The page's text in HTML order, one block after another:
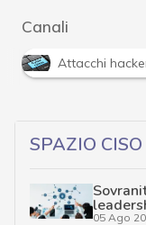
Canali
Attacchi
SPAZIO CISO
05 Ago